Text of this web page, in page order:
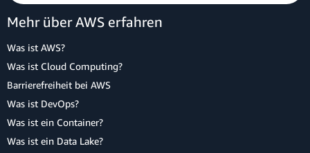
Mehr über AWS erfahren
Was ist AWS?
Was ist Cloud Computing?
Barrierefreiheit bei AWS
Was ist DevOps?
Was ist ein Container?
Was ist ein Data Lake?